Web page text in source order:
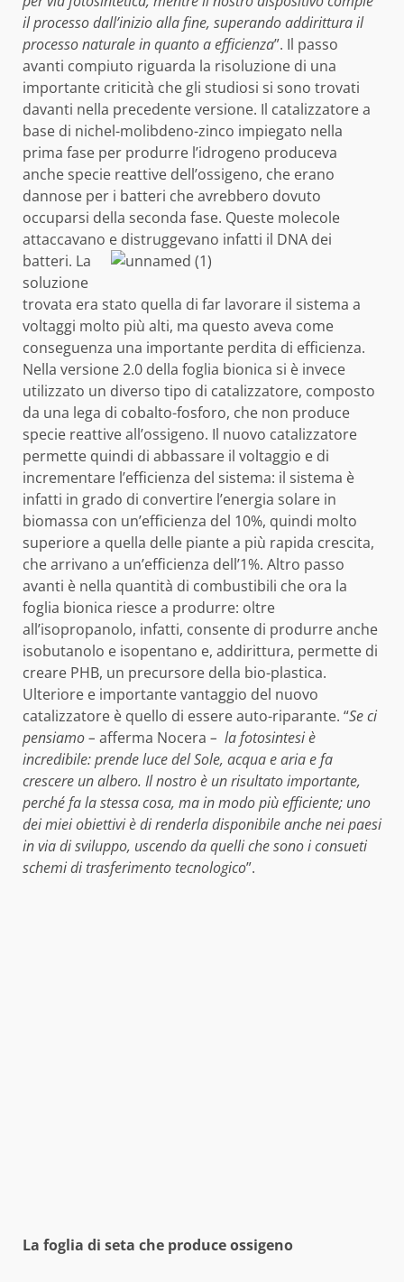
il processo dall’inizio alla fine, superando addirittura il
processo naturale in quanto a efficienza”. Il passo
avanti compiuto riguarda la risoluzione di una
importante criticità che gli studiosi si sono trovati
davanti nella precedente versione. Il catalizzatore a
base di nichel-molibdeno-zinco impiegato nella
prima fase per produrre l’idrogeno produceva
anche specie reattive dell’ossigeno, che erano
dannose per i batteri che avrebbero dovuto
occuparsi della seconda fase. Queste molecole
attaccavano e distruggevano infatti il DNA dei
batteri. La
soluzione
trovata era stato quella di far lavorare il sistema a
voltaggi molto più alti, ma questo aveva come
conseguenza una importante perdita di efficienza.
Nella versione 2.0 della foglia bionica si è invece
utilizzato un diverso tipo di catalizzatore, composto
da una lega di cobalto-fosforo, che non produce
specie reattive all’ossigeno. Il nuovo catalizzatore
permette quindi di abbassare il voltaggio e di
incrementare l’efficienza del sistema: il sistema è
infatti in grado di convertire l’energia solare in
biomassa con un’efficienza del 10%, quindi molto
superiore a quella delle piante a più rapida crescita,
che arrivano a un’efficienza dell’1%. Altro passo
avanti è nella quantità di combustibili che ora la
foglia bionica riesce a produrre: oltre
all’isopropanolo, infatti, consente di produrre anche
isobutanolo e isopentano e, addirittura, permette di
creare PHB, un precursore della bio-plastica.
Ulteriore e importante vantaggio del nuovo
catalizzatore è quello di essere auto-riparante. “Se ci
pensiamo – afferma Nocera – la fotosintesi è
incredibile: prende luce del Sole, acqua e aria e fa
crescere un albero. Il nostro è un risultato importante,
perché fa la stessa cosa, ma in modo più efficiente; uno
dei miei obiettivi è di renderla disponibile anche nei paesi
in via di sviluppo, uscendo da quelli che sono i consueti
schemi di trasferimento tecnologico”.
La foglia di seta che produce ossigeno